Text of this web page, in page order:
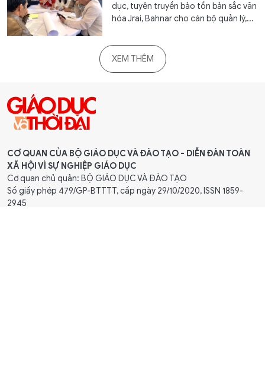
dục, tuyên truyền bảo tồn bản sắc văn
hóa Jrai, Bahnar cho cán bộ quản lý,...
XEM THÊM
CƠ QUAN CỦA BỘ GIÁO DỤC VÀ ĐÀO TẠO - DIỄN ĐÀN TOÀN
XÃ HỘI VÌ SỰ NGHIỆP GIÁO DỤC
Cơ quan chủ quản: BỘ GIÁO DỤC VÀ ĐÀO TẠO
Số giấy phép 479/GP-BTTTT, cấp ngày 29/10/2020, ISSN 1859-
2945